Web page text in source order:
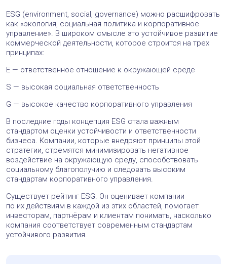
ESG (environment, social, governance) можно расшифровать
как «экология, социальная политика и корпоративное
управление». В широком смысле это устойчивое развитие
коммерческой деятельности, которое строится на трех
принципах:
E — ответственное отношение к окружающей среде
S — высокая социальная ответственность
G — высокое качество корпоративного управления
В последние годы концепция ESG стала важным
стандартом оценки устойчивости и ответственности
бизнеса. Компании, которые внедряют принципы этой
стратегии, стремятся минимизировать негативное
воздействие на окружающую среду, способствовать
социальному благополучию и следовать высоким
стандартам корпоративного управления.
Существует рейтинг ESG. Он оценивает компании
по их действиям в каждой из этих областей, помогает
инвесторам, партнёрам и клиентам понимать, насколько
компания соответствует современным стандартам
устойчивого развития.